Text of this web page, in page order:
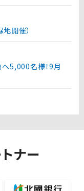
開催）
へ5,000名様！9月
ナー